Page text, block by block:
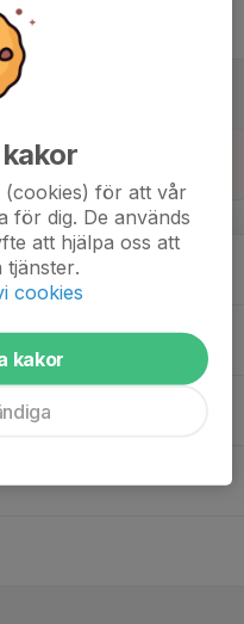
(cookies) för att vår
för dig. De används
att hjälpa oss att
cookies
kakor